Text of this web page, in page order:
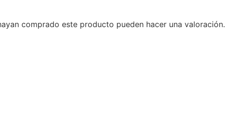
comprado este producto pueden hacer una valoración.